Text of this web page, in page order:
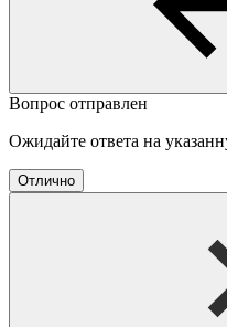
Вопрос отправлен
Ожидайте ответа на
Отлично